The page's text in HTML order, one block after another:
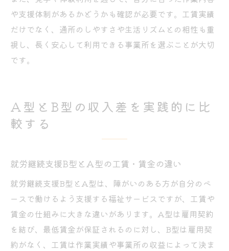
や支援体制があるかどうかも確認が必要です。工賃実績
だけでなく、通所のしやすさや生活リズムとの相性も重
視し、長く安心して利用できる事業所を選ぶことが大切
です。
A型とB型の収入差を実践的に比
較する
就労継続支援B型とA型の工賃・賃金の違い
就労継続支援B型とA型は、障がいのある方が自分のペ
ースで働けるよう支援する福祉サービスですが、工賃や
賃金の仕組みに大きな違いがあります。A型は雇用契約
を結び、最低賃金が保証されるのに対し、B型は雇用契
約がなく、工賃は作業実績や事業所の収益によって決ま